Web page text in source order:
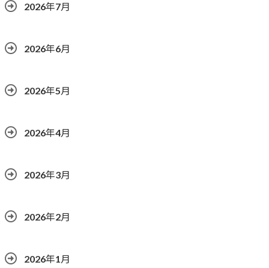
2026年7月
2026年6月
2026年5月
2026年4月
2026年3月
2026年2月
2026年1月